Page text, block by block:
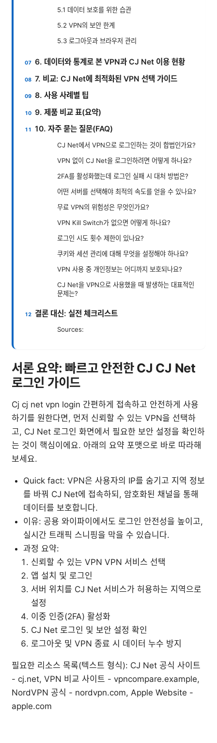
5.1 데이터 보호를 위한 습관
5.2 VPN의 보안 한계
5.3 로그아웃과 브라우저 관리
6. 데이터와 통계로 본 VPN과 CJ Net 이용 현황
7. 비교: CJ Net에 최적화된 VPN 선택 가이드
8. 사용 사례별 팁
9. 제품 비교 표(요약)
10. 자주 묻는 질문(FAQ)
CJ Net에서 VPN으로 로그인하는 것이 합법인가요?
VPN 없이 CJ Net을 로그인하려면 어떻게 하나요?
2FA를 활성화했는데 로그인 실패 시 대처 방법은?
어떤 서버를 선택해야 최적의 속도를 얻을 수 있나요?
무료 VPN의 위험성은 무엇인가요?
VPN Kill Switch가 없으면 어떻게 하나요?
로그인 시도 횟수 제한이 있나요?
쿠키와 세션 관리에 대해 무엇을 설정해야 하나요?
VPN 사용 중 개인정보는 어디까지 보호되나요?
CJ Net을 VPN으로 사용했을 때 발생하는 대표적인
문제는?
결론 대신: 실전 체크리스트
Sources:
서론 요약: 빠르고 안전한 CJ CJ Net
로그인 가이드
Cj cj net vpn login 간편하게 접속하고 안전하게 사용
하기를 원한다면, 먼저 신뢰할 수 있는 VPN을 선택하
고, CJ Net 로그인 화면에서 필요한 보안 설정을 확인하
는 것이 핵심이에요. 아래의 요약 포맷으로 바로 따라해
보세요.
Quick fact: VPN은 사용자의 IP를 숨기고 지역 정보
를 바꿔 CJ Net에 접속하되, 암호화된 채널을 통해
데이터를 보호합니다.
이유: 공용 와이파이에서도 로그인 안전성을 높이고,
실시간 트래픽 스니핑을 막을 수 있습니다.
과정 요약:
신뢰할 수 있는 VPN VPN 서비스 선택
앱 설치 및 로그인
서버 위치를 CJ Net 서비스가 허용하는 지역으로
설정
이중 인증(2FA) 활성화
CJ Net 로그인 및 보안 설정 확인
로그아웃 및 VPN 종료 시 데이터 누수 방지
필요한 리소스 목록(텍스트 형식): CJ Net 공식 사이트
- cj.net, VPN 비교 사이트 - vpncompare.example,
NordVPN 공식 - nordvpn.com, Apple Website -
apple.com